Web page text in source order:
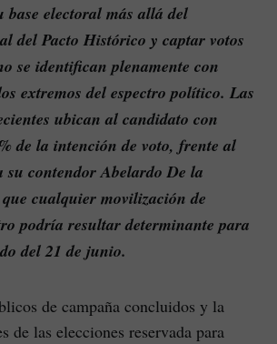
base electoral más allá del
del Pacto Histórico y captar votos
se identifican plenamente con
extremos del espectro político. Las
ubican al candidato con
de la intención de voto, frente al
su contendor Abelardo De la
cualquier movilización de
podría resultar determinante para
del 21 de junio.
de campaña concluidos y la
de las elecciones reservada para